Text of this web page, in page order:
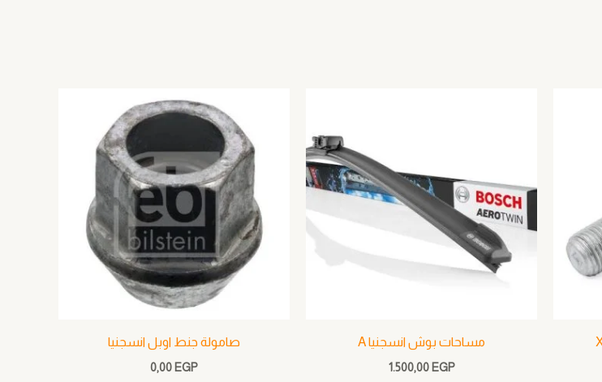
مساحات بوش انسجنيا A
1.500,00 EGP
صامولة جنط اوبل انسجنيا
0,00 EGP